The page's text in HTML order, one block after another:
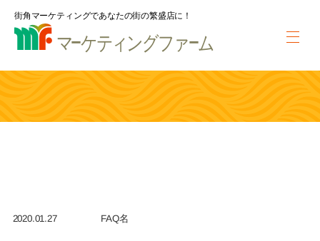
街角マーケティングであなたの街の繁盛店に！
2020.01.27 FAQ名